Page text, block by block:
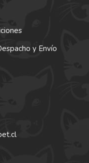
y Envío